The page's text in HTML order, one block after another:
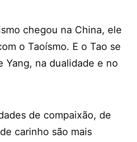
chegou na China, ele
o Taoísmo. E o Tao se
Yang, na dualidade e no
de compaixão, de
carinho são mais